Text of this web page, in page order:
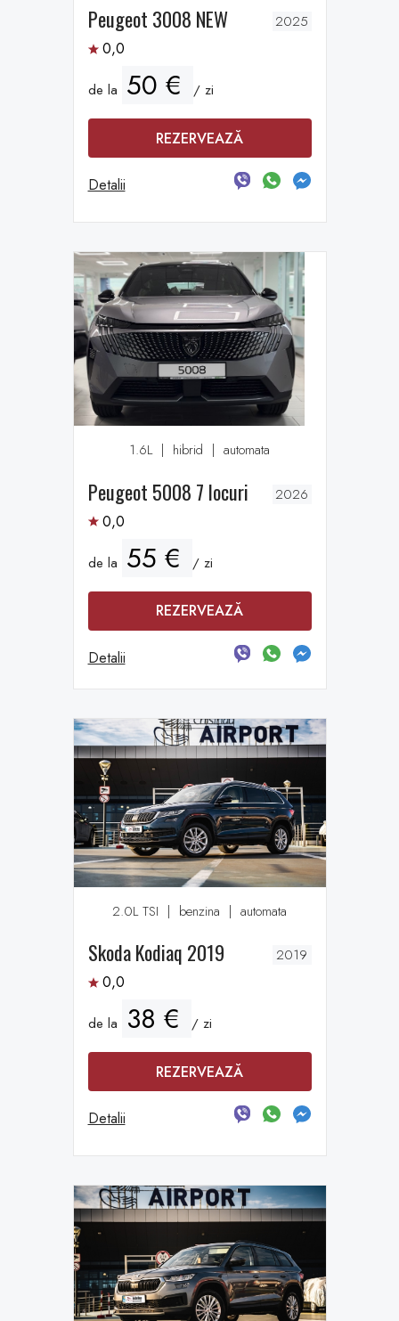
Peugeot 3008 NEW 2025
0,0
de la 50 € / zi
REZERVEAZĂ
Detalii
1.6L | hibrid | automata
Peugeot 5008 7 locuri 2026
0,0
de la 55 € / zi
REZERVEAZĂ
Detalii
2.0L TSI | benzina | automata
Skoda Kodiaq 2019 2019
0,0
de la 38 € / zi
REZERVEAZĂ
Detalii